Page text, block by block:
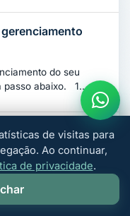
do seu
passo abaixo. 1....
VPS: O que é e
Server) é uma
um servidor físico
de visitas para
Ao continuar,
de privacidade.